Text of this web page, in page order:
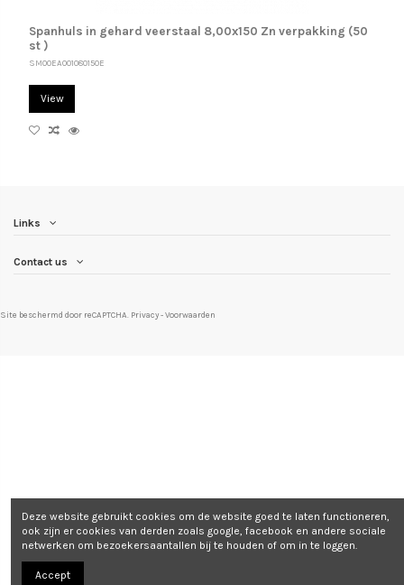
Spanhuls in gehard veerstaal 8,00x150 Zn verpakking (50
st )
SM00EA001080150E
View
Links
Contact us
Site beschermd door reCAPTCHA. Privacy-Voorwaarden
Deze website gebruikt cookies om de website goed te laten functioneren,
ook zijn er cookies van derden zoals google, facebook en andere sociale
netwerken om bezoekersaantallen bij te houden of om in te loggen.
Accept